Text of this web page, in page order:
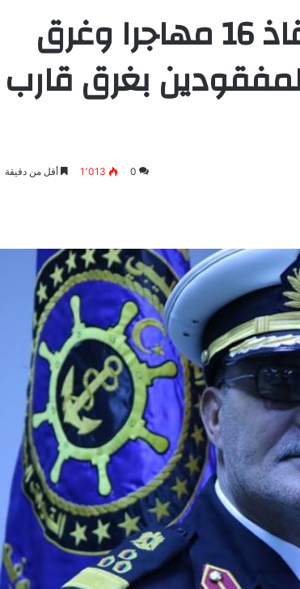
حرس السواحل الليبي: إنقاذ 16 مهاجرا وغرق
بغرق قارب
0 1٬013 أقل من دقيقة